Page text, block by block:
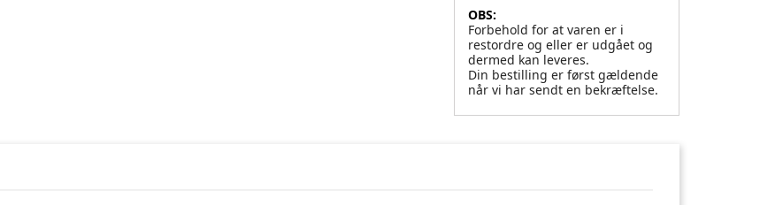
OBS:
Forbehold for at varen er i
restordre og eller er udgået og
dermed kan leveres.
Din bestilling er først gældende
når vi har sendt en bekræftelse.